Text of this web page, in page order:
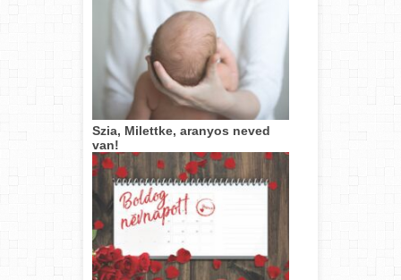
Szia, Milettke, aranyos neved
van!